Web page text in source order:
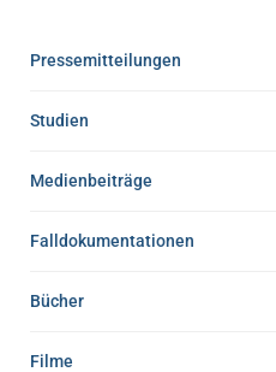
Pressemitteilungen
Studien
Medienbeiträge
Falldokumentationen
Bücher
Filme